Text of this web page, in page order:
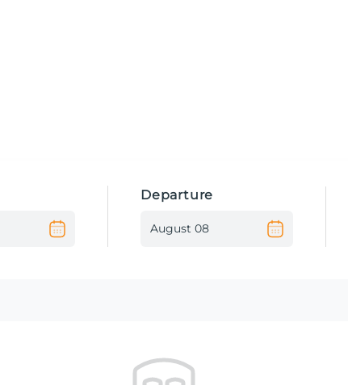
Departure